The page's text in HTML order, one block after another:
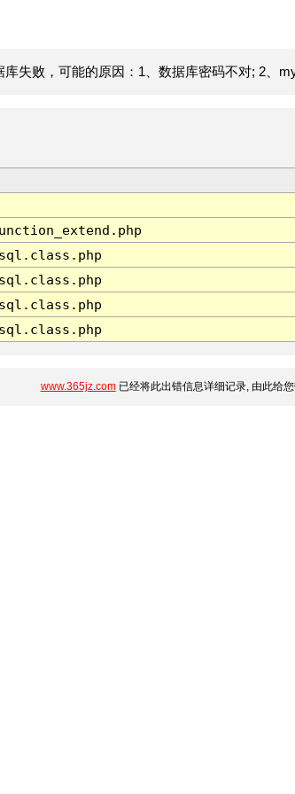
失败，可能的原因：1、数据库密码不对; 2、
www.365jz.com已经将此出错信息详细记录, 由此给